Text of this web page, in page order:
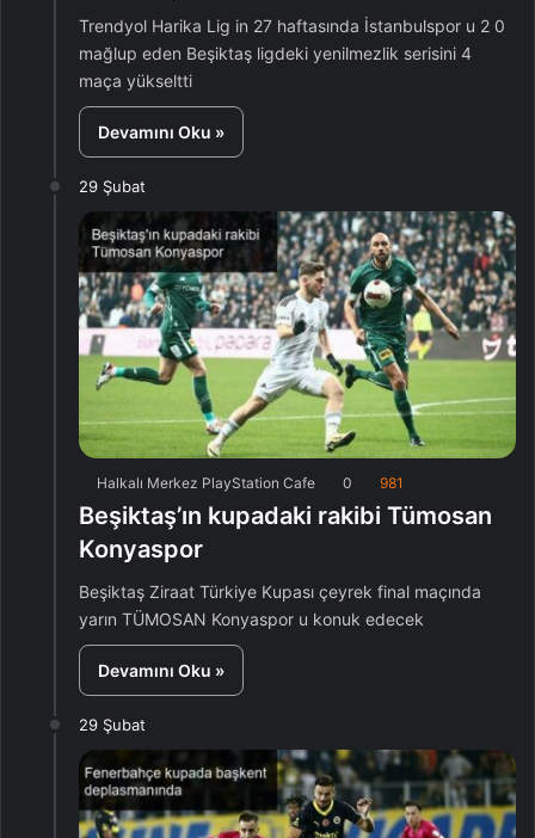
Trendyol Harika Lig in 27 haftasında İstanbulspor u 2 0
mağlup eden Beşiktaş ligdeki yenilmezlik serisini 4
maça yükseltti
Devamını Oku »
29 Şubat
Halkalı Merkez PlayStation Cafe 0 981
Beşiktaş’ın kupadaki rakibi Tümosan
Konyaspor
Beşiktaş Ziraat Türkiye Kupası çeyrek final maçında
yarın TÜMOSAN Konyaspor u konuk edecek
Devamını Oku »
29 Şubat